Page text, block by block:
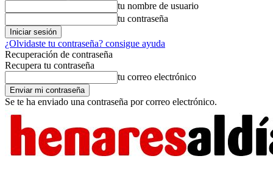
tu nombre de usuario
tu contraseña
¿Olvidaste tu contraseña? consigue ayuda
Recuperación de contraseña
Recupera tu contraseña
tu correo electrónico
Se te ha enviado una contraseña por correo electrónico.